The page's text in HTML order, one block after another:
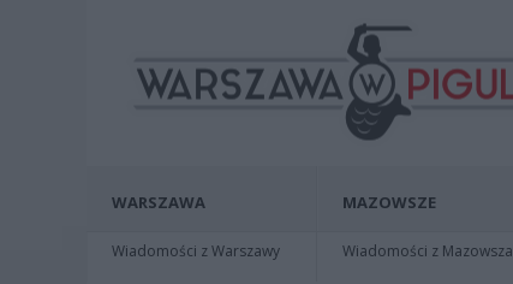
WARSZAWA
Wiadomości z Warszawy
MAZOWSZE
Wiadomości z Mazowsza